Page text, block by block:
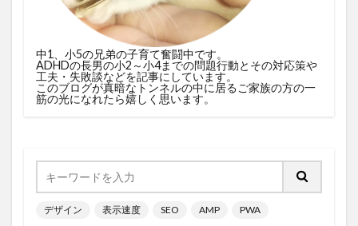
中1、小5の兄弟の子育て奮闘中です。
ADHDの長男の小2～小4までの問題行動とその対応策や
工夫・失敗談などを記事にしています。
このブログが真暗なトンネルの中に居るご家族の方の一
筋の光になれたら嬉しく思います。
デザイン 表示速度 SEO AMP PWA